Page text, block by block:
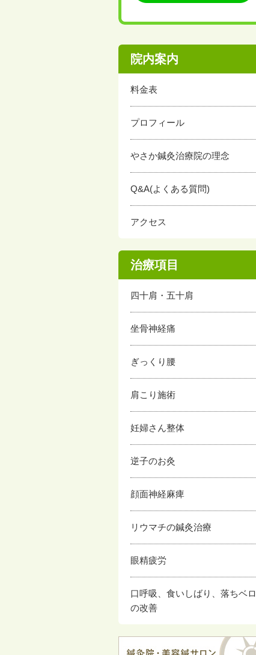
院内案内
料金表
プロフィール
やさか鍼灸治療院の理念
Q&A(よくある質問)
アクセス
治療項目
四十肩・五十肩
坐骨神経痛
ぎっくり腰
肩こり施術
妊婦さん整体
逆子のお灸
顔面神経麻痺
リウマチの鍼灸治療
眼精疲労
口呼吸、食いしばり、落ちベロ
の改善